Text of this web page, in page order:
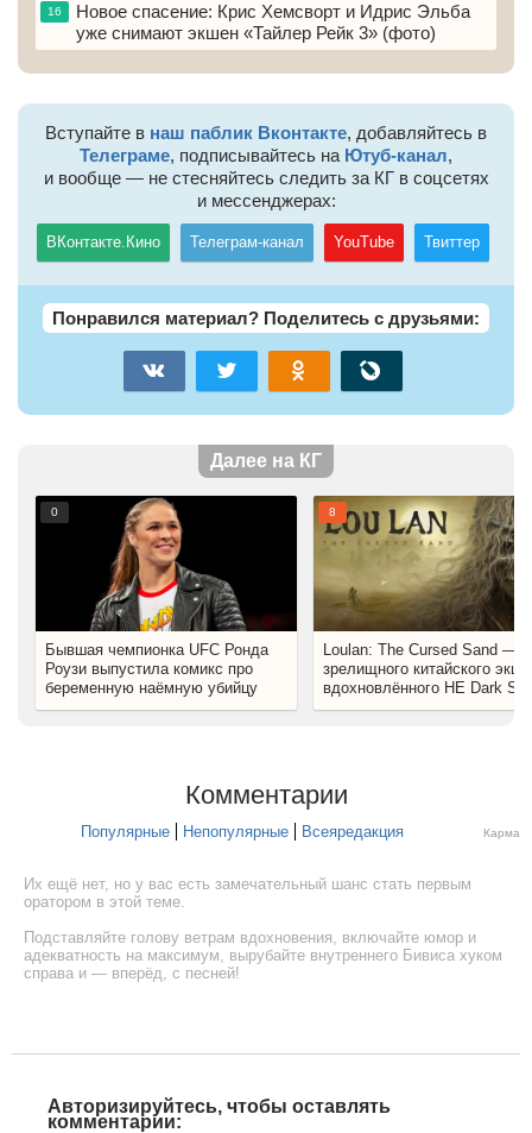
16
Новое спасение: Крис Хемсворт и Идрис Эльба
уже снимают экшен «Тайлер Рейк 3» (фото)
Вступайте в наш паблик Вконтакте, добавляйтесь в
Телеграме, подписывайтесь на Ютуб-канал,
и вообще — не стесняйтесь следить за КГ в соцсетях
и мессенджерах:
ВКонтакте.Кино Телеграм-канал YouTube Твиттер
Понравился материал? Поделитесь с друзьями:
Далее на КГ
0
Бывшая чемпионка UFC Ронда
Роузи выпустила комикс про
беременную наёмную убийцу
8
Loulan: The Cursed Sand —
зрелищного китайского
вдохновлённого НЕ Dark
Комментарии
Популярные Непопулярные Всеяредакция Карма
Их ещё нет, но у вас есть замечательный шанс стать первым
оратором в этой теме.
Подставляйте голову ветрам вдохновения, включайте юмор и
адекватность на максимум, вырубайте внутреннего Бивиса хуком
справа и — вперёд, с песней!
Авторизируйтесь, чтобы оставлять
комментарии: